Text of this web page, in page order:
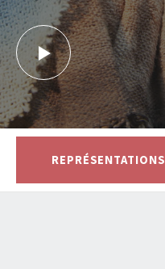
REPRÉSENTATIONS